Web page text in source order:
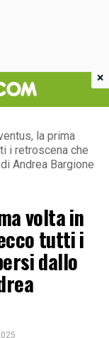
la prima
i retroscena che
Andrea Bargione
volta in
tutti i
dallo
×